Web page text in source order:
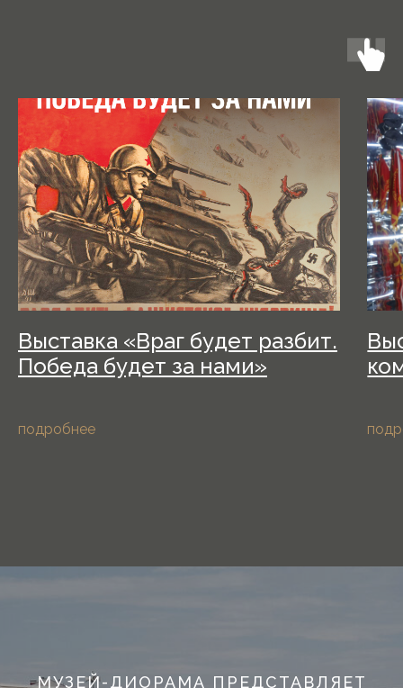
Выставка «Враг будет разбит.
Победа будет за нами»
подробнее
МУЗЕЙ-ДИОРАМА ПРЕДСТАВЛЯЕТ